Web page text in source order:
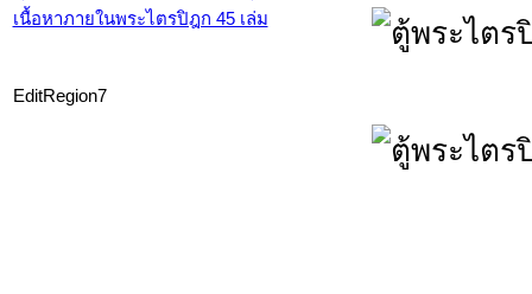
เนื้อหาภายในพระไตรปิฎก 45 เล่ม
EditRegion7